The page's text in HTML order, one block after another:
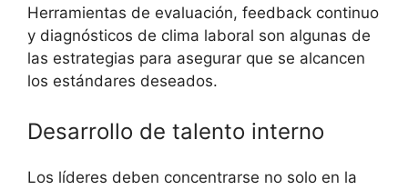
Herramientas de evaluación, feedback continuo
y diagnósticos de clima laboral son algunas de
las estrategias para asegurar que se alcancen
los estándares deseados.
Desarrollo de talento interno
Los líderes deben concentrarse no solo en la